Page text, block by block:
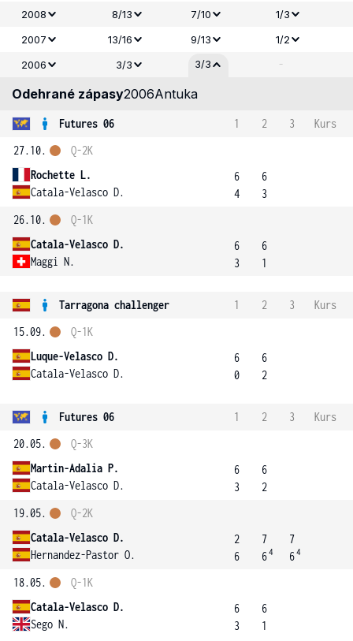
2008 8/13 7/10
1/3
2007
13/16 9/13
1/2
2006
3/3 3/3 -
Odehrané zápasy2006Antuka
Futures 06 1 2 3
Kurs
27.10.
Rochette L.
Catala-Velasco D.
Q-2K
6
4
6
3
26.10.
Catala-Velasco D.
Maggi N.
Q-1K
6
3
6
1
Tarragona challenger 1 2 3
Kurs
15.09.
Luque-Velasco D.
Catala-Velasco D.
Q-1K
6
0
6
2
Futures 06 1 2 3
Kurs
20.05.
Martin-Adalia P.
Catala-Velasco D.
Q-3K
6
3
6
2
19.05.
Catala-Velasco D.
Hernandez-Pastor O.
Q-2K
2
6
7
64
7
64
18.05.
Catala-Velasco D.
Sego N.
Q-1K
6
3
6
1